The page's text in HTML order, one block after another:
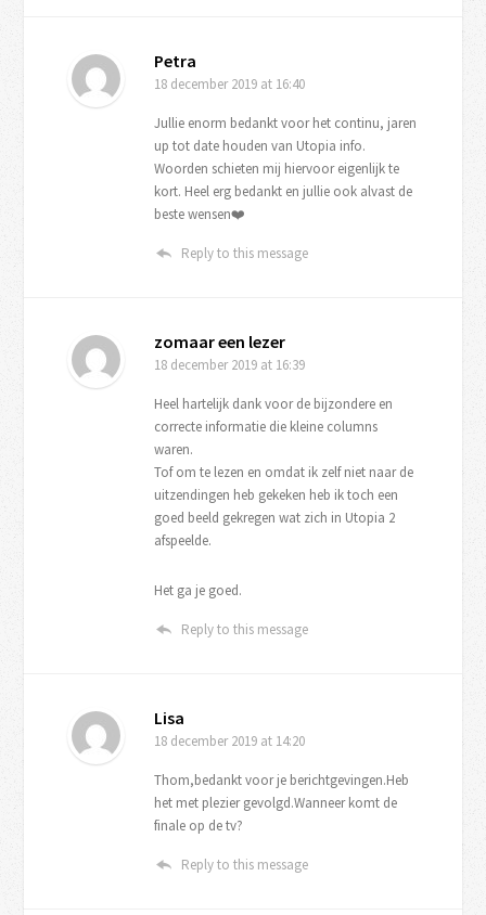
Petra
18 december 2019 at 16:40
Jullie enorm bedankt voor het continu, jaren
up tot date houden van Utopia info.
Woorden schieten mij hiervoor eigenlijk te
kort. Heel erg bedankt en jullie ook alvast de
beste wensen❤️
Reply to this message
zomaar een lezer
18 december 2019 at 16:39
Heel hartelijk dank voor de bijzondere en
correcte informatie die kleine columns
waren.
Tof om te lezen en omdat ik zelf niet naar de
uitzendingen heb gekeken heb ik toch een
goed beeld gekregen wat zich in Utopia 2
afspeelde.
Het ga je goed.
Reply to this message
Lisa
18 december 2019 at 14:20
Thom,bedankt voor je berichtgevingen.Heb
het met plezier gevolgd.Wanneer komt de
finale op de tv?
Reply to this message